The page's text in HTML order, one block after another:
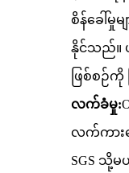
စိန်ခေါ်မှု
နိုင်သည်။
ဖြစ်စဉ်
လက်ခံမှု:
လက်ကားရ
SGS သို့